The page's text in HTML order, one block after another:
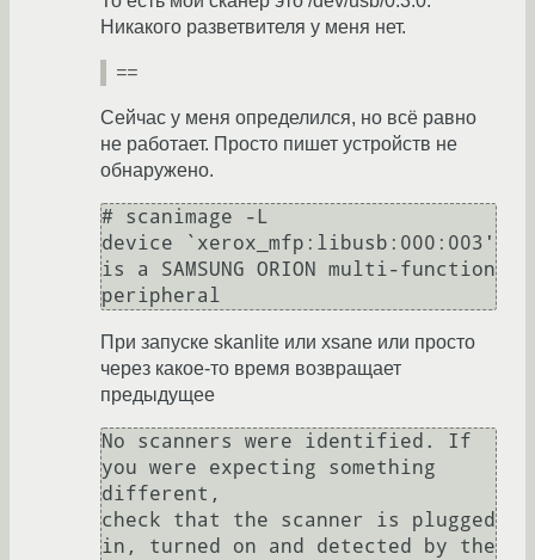
Никакого разветвителя у меня нет.
==
Сейчас у меня определился, но всё равно
не работает. Просто пишет устройств не
обнаружено.
# scanimage -L
device `xerox_mfp:libusb:000:003'
is a SAMSUNG ORION multi-function
При запуске skanlite или xsane или просто
через какое-то время возвращает
предыдущее
No scanners were identified. If
you were expecting something
different,
check that the scanner is plugged
in, turned on and detected by the